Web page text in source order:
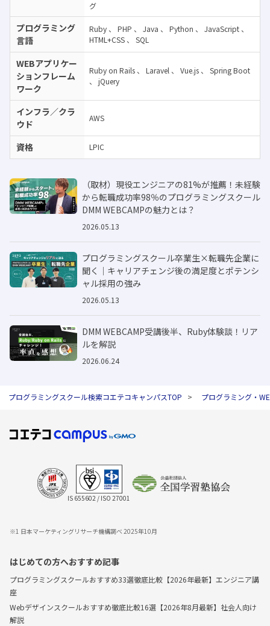
グ
プログラミング
言語
Ruby 、 PHP 、 Java 、 Python 、 JavaScript 、
HTML+CSS 、 SQL
WEBアプリケー
ションフレーム
ワーク
Ruby on Rails 、 Laravel 、 Vue.js 、 Spring Boot
、 jQuery
インフラ／クラ
ウド
AWS
資格 LPIC
（取材）現役エンジニアの81%が推薦！未経験
から転職成功率98％のプログラミングスクール
DMM WEBCAMPの魅力とは？
2026.05.13
プログラミングスクール卒業生×転職先企業に
聞く｜キャリアチェンジ後の満足度とポテンシ
ャル採用の強み
2026.05.13
DMM WEBCAMP受講後半、Ruby体験談！リア
ルを解説
2026.06.24
プログラミングスクール検索コエテコキャンパスTOP プログラミング・
IS 655602 / ISO 27001
※1 日本マーケティングリサーチ機構調べ 2025年10月
はじめての方へおすすめ記事
プログラミングスクールおすすめ33選徹底比較【2026年最新】エンジニア講
座
Webデザインスクールおすすめ徹底比較16選【2026年8月最新】社会人向け
解説